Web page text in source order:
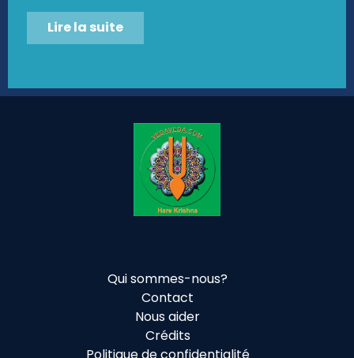
Lire la suite
Qui sommes-nous?
Contact
Nous aider
Crédits